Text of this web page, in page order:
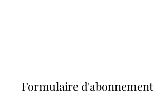
Formulaire d'abonnement